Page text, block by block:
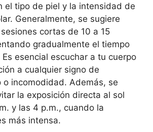
el tipo de piel y la intensidad de
Generalmente, se sugiere
cortas de 10 a 15
gradualmente el tiempo
esencial escuchar a tu cuerpo
a cualquier signo de
o incomodidad. Además, se
la exposición directa al sol
y las 4 p.m., cuando la
más intensa.